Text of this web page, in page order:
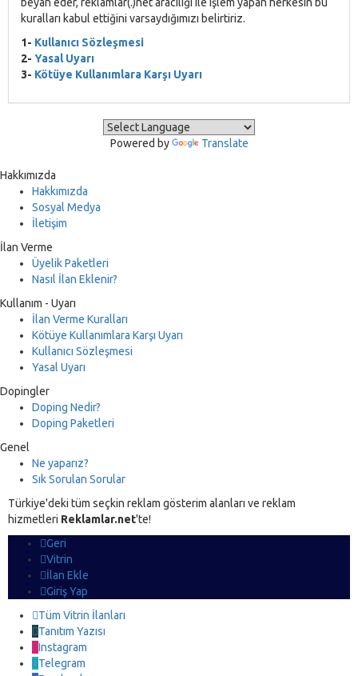
kuralları kabul ettiğini varsaydığımızı belirtiriz.
1- Kullanıcı Sözleşmesi
2- Yasal Uyarı
3- Kötüye Kullanımlara Karşı Uyarı
Powered by Translate
Hakkımızda
Hakkımızda
Sosyal Medya
İletişim
İlan Verme
Üyelik Paketleri
Nasıl İlan Eklenir?
Kullanım - Uyarı
İlan Verme Kuralları
Kötüye Kullanımlara Karşı Uyarı
Kullanıcı Sözleşmesi
Yasal Uyarı
Dopingler
Doping Nedir?
Doping Paketleri
Genel
Ne yaparız?
Sık Sorulan Sorular
Türkiye'deki tüm seçkin reklam gösterim alanları ve reklam
hizmetleri Reklamlar.net'te!
Geri
Vitrin
İlan Ekle
Giriş Yap
Tüm Vitrin İlanları
Tanıtım Yazısı
Instagram
Telegram